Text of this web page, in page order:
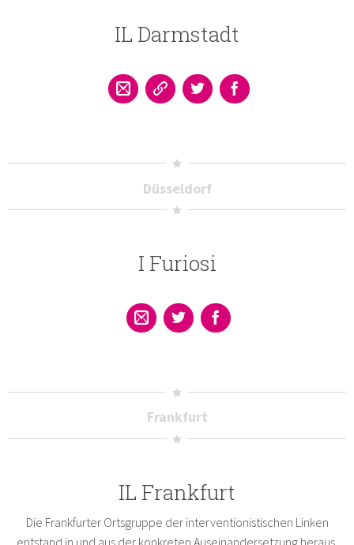
IL Darmstadt
Düsseldorf
I Furiosi
Frankfurt
IL Frankfurt
Die Frankfurter Ortsgruppe der interventionistischen Linken
entstand in und aus der konkreten Auseinandersetzung heraus.